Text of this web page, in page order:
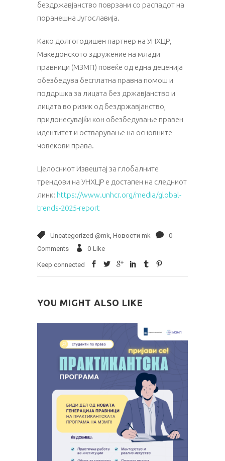
бездржавјанство поврзани со распадот на
поранешна Југославија.
Како долгогодишен партнер на УНХЦР,
Македонското здружение на млади
правници (МЗМП) повеќе од една деценија
обезбедува бесплатна правна помош и
поддршка за лицата без државјанство и
лицата во ризик од бездржавјанство,
придонесувајќи кон обезбедување правен
идентитет и остварување на основните
човекови права.
Целосниот Извештај за глобалните
трендови на УНХЦР е достапен на следниот
линк: https://www.unhcr.org/media/global-
trends-2025-report
Uncategorized @mk, Новости mk
0
Comments
0 Like
Keep connected
YOU MIGHT ALSO LIKE